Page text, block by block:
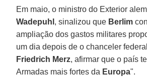
Em maio, o ministro do Exterior
Wadepuhl , sinalizou que Berlim
ampliação dos gastos militares
um dia depois de o chanceler
Friedrich Merz, afirmar que o país
Armadas mais fortes da Europa".